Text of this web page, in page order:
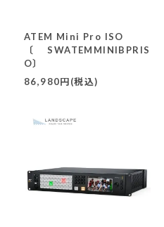
ATEM Mini Pro ISO
〔SWATEMMINIBPRIS
O〕
86,980円(税込)